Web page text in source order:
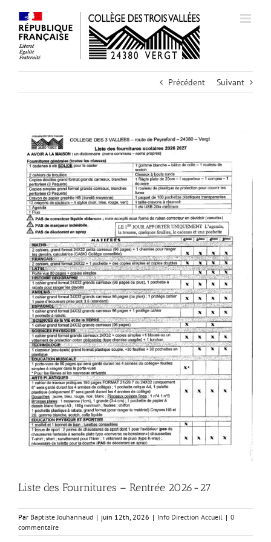
contenu
Précédent Suivant
Voir
l'image
agrandie
Liste des Fournitures – Rentrée 2026-27
Par Baptiste Jouhannaud | juin 12th, 2026 | Info Direction Accueil | 0
commentaire